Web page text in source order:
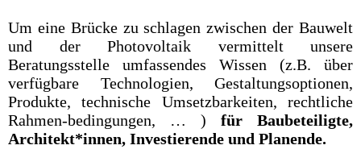
Um eine Brücke zu schlagen zwischen der Bauwelt
und der Photovoltaik vermittelt unsere
Beratungsstelle umfassendes Wissen (z.B. über
verfügbare Technologien, Gestaltungsoptionen,
Produkte, technische Umsetzbarkeiten, rechtliche
Rahmen-bedingungen, … ) für Baubeteiligte,
Architekt*innen, Investierende und Planende.